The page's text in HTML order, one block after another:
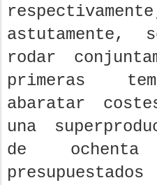
astutamente,
rodar
primeras
abaratar
una
de